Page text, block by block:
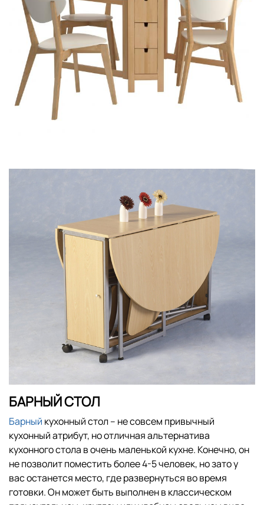
БАРНЫЙ СТОЛ
Барный кухонный стол – не совсем привычный
кухонный атрибут, но отличная альтернатива
кухонного стола в очень маленькой кухне. Конечно, он
не позволит поместить более 4-5 человек, но зато у
вас останется место, где развернуться во время
готовки. Он может быть выполнен в классическом